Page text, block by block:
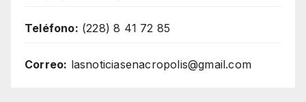
Teléfono: (228) 8 41 72 85
Correo: lasnoticiasenacropolis@gmail.com